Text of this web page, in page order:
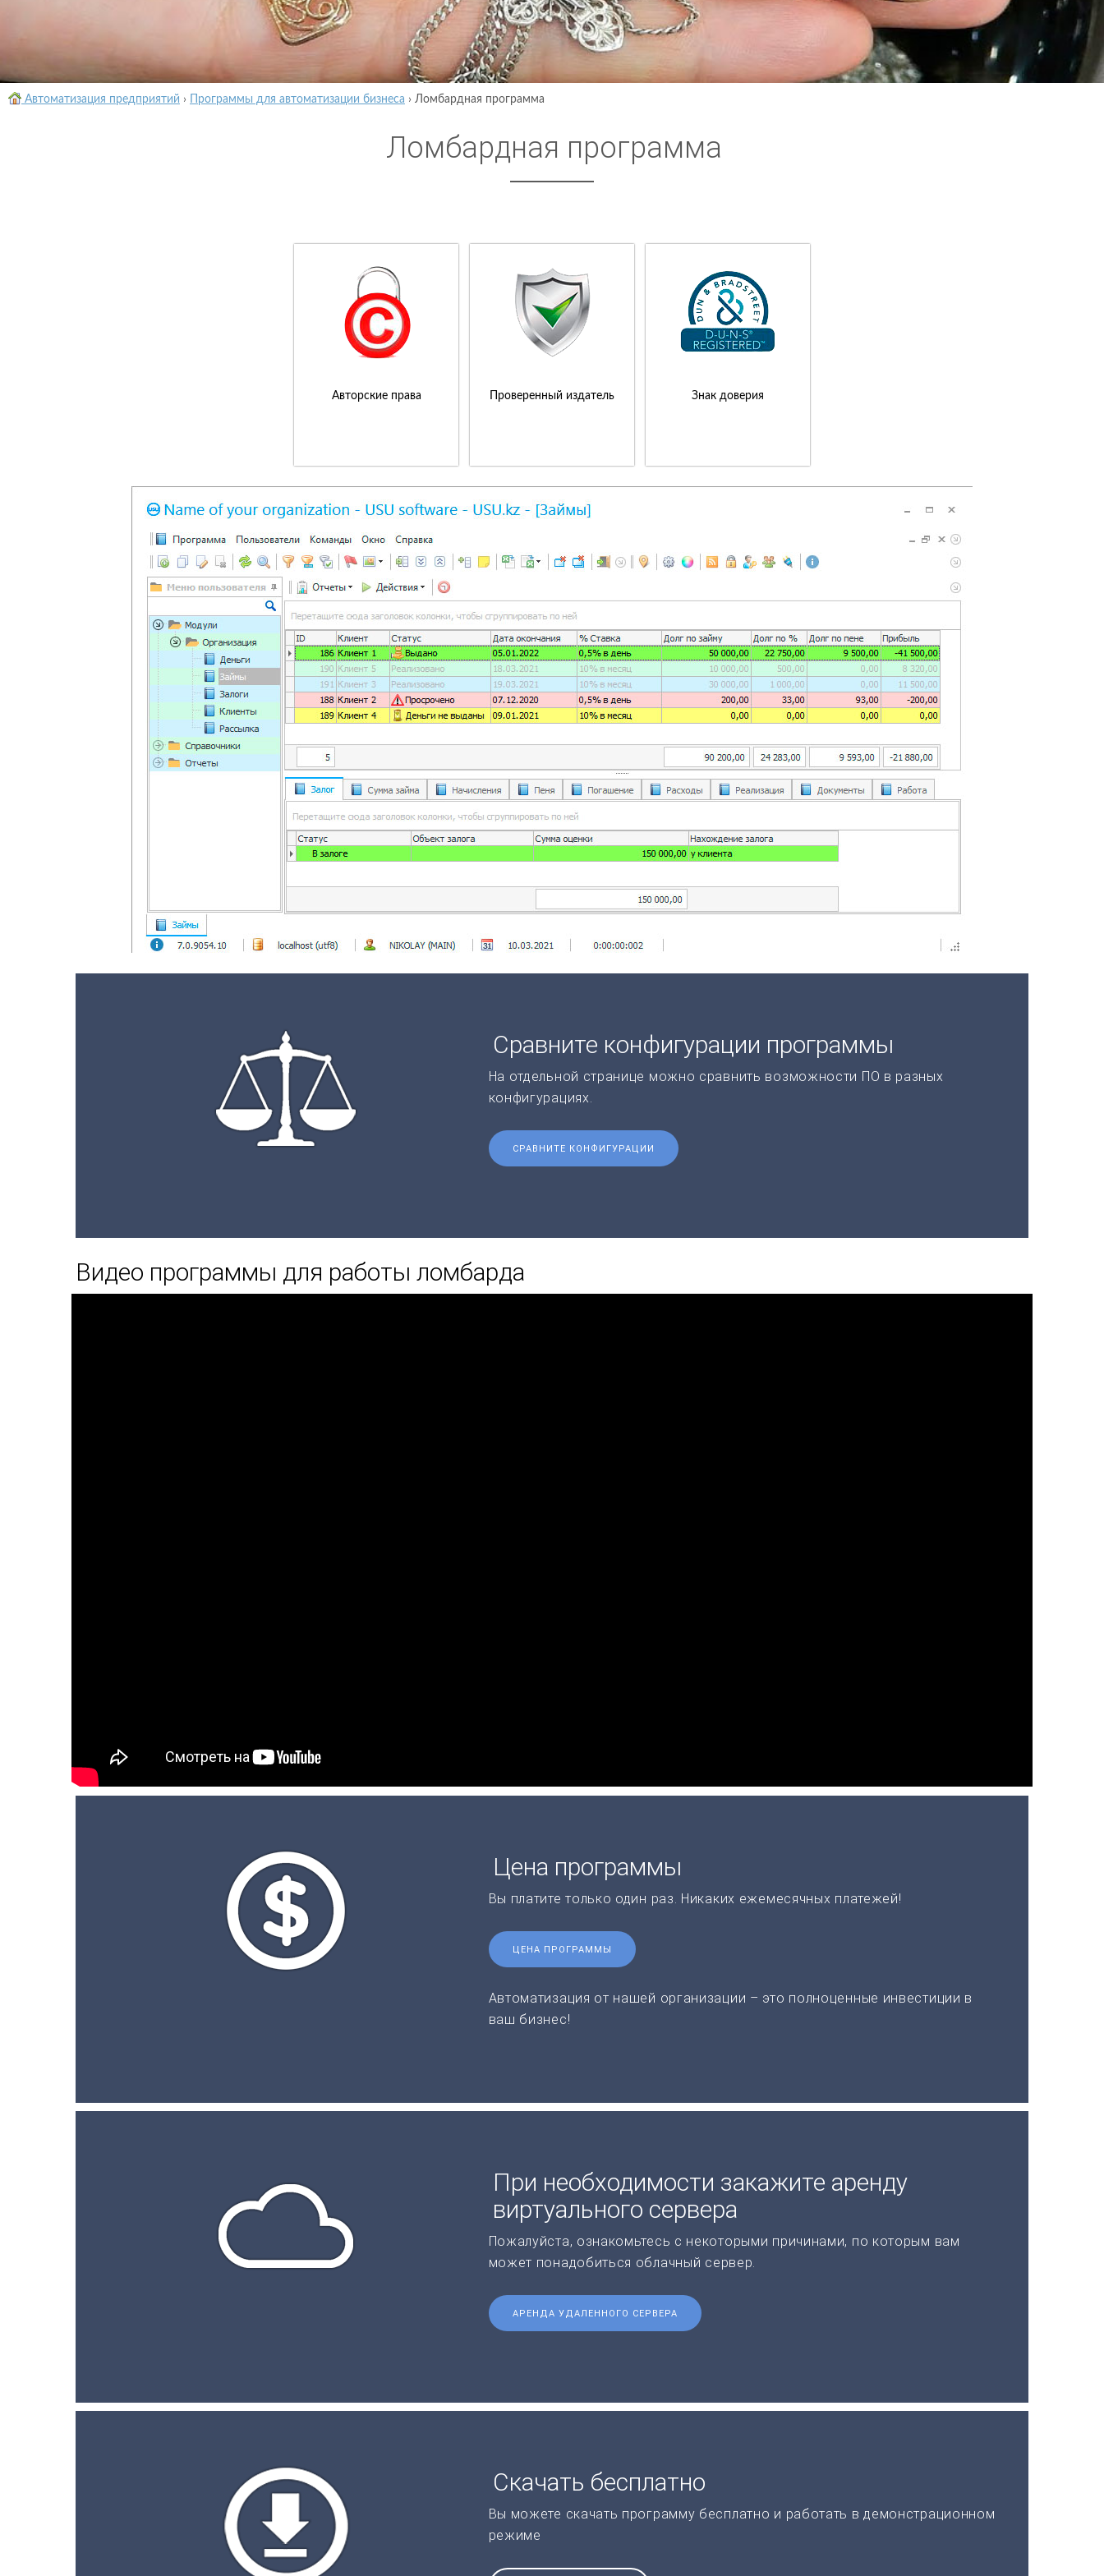
Автоматизация предприятий › Программы для автоматизации бизнеса › Ломбардная программа
Ломбардная программа
Авторские права Проверенный издатель Знак доверия
Сравните конфигурации программы
На отдельной странице можно сравнить возможности ПО в разных
конфигурациях.
СРАВНИТЕ КОНФИГУРАЦИИ
Видео программы для работы ломбарда
Цена программы
Вы платите только один раз. Никаких ежемесячных платежей!
ЦЕНА ПРОГРАММЫ
Автоматизация от нашей организации – это полноценные инвестиции в
ваш бизнес!
При необходимости закажите аренду
виртуального сервера
Пожалуйста, ознакомьтесь с некоторыми причинами, по которым вам
может понадобиться облачный сервер.
АРЕНДА УДАЛЕННОГО СЕРВЕРА
Скачать бесплатно
Вы можете скачать программу бесплатно и работать в демонстрационном
режиме